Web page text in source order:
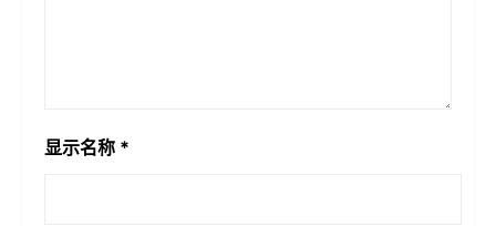
显示名称 *